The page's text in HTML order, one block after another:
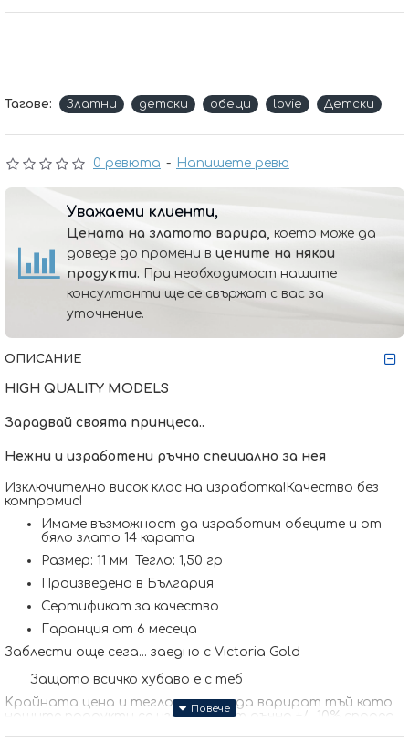
0 ревюта - Напишете ревю
Тагове: Златни детски обеци lovie Детски
Уважаеми клиенти,
Цената на златото варира, което може да
доведе до промени в цените на някои
продукти. При необходимост нашите
консултанти ще се свържат с вас за
уточнение.
ОПИСАНИЕ
HIGH QUALITY MODELS
Зарадвай своята принцеса..
Нежни и изработени ръчно специално за нея
Изключително висок клас на изработка!Качество без
компромис!
Имаме възможност да изработим обеците и от
бяло злато 14 карата
Размер: 11 мм Тегло: 1,50 гр
Произведено в България
Сертификат за качество
Гаранция от 6 месеца
Заблести още сега... заедно с Victoria Gold
Защото всичко хубаво е с теб
Kрайната цена и теглото може да варират тъй като
нашите продукти се изработват ръчно +/- 10% според